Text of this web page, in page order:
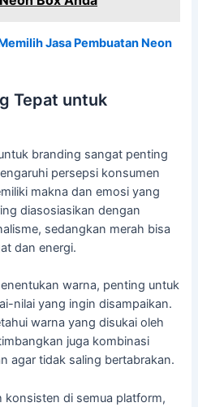
Jasa Pembuatan Neon
Tepat untuk
branding sangat penting
persepsi konsumen
makna dan emosi yang
diasosiasikan dengan
sedangkan merah bisa
dan energi.
warna, penting untuk
nilai yang ingin disampaikan.
warna yang disukai oleh
juga kombinasi
agar tidak saling bertabrakan.
konsisten di semua platform,